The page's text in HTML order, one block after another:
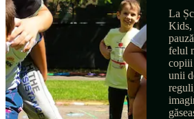
La
Kids,
felul
copiii
unii